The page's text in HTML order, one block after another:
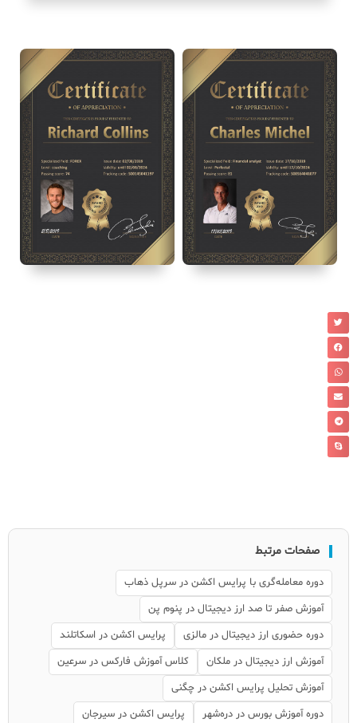
صفحات مرتبط
دوره معامله‌گری با پرایس اکشن در سرپل ذهاب
آموزش صفر تا صد ارز دیجیتال در پنوم پن
دوره حضوری ارز دیجیتال در مالزی
پرایس اکشن در اسکاتلند
آموزش ارز دیجیتال در ملکان
کلاس آموزش فارکس در سرعین
آموزش تحلیل پرایس اکشن در چگنی
دوره آموزش بورس در دره‌شهر
پرایس اکشن در سیرجان